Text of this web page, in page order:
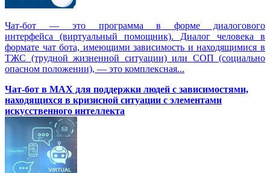
Чат-бот — это программа в форме диалогового
интерфейса (виртуальный помощник). Диалог человека в
формате чат бота, имеющими зависимость и находящимися в
ТЖС (трудной жизненной ситуации) или СОП (социально
опасном положении), — это комплексная...
Чат-бот в MAX для поддержки людей с зависимостями,
находящихся в кризисной ситуации с элементами
искусственного интеллекта